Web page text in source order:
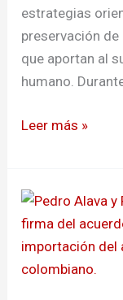
estrategias
preservación
que aportan al
humano.
Leer más »
Buscarán
acercamiento
con
usuarios